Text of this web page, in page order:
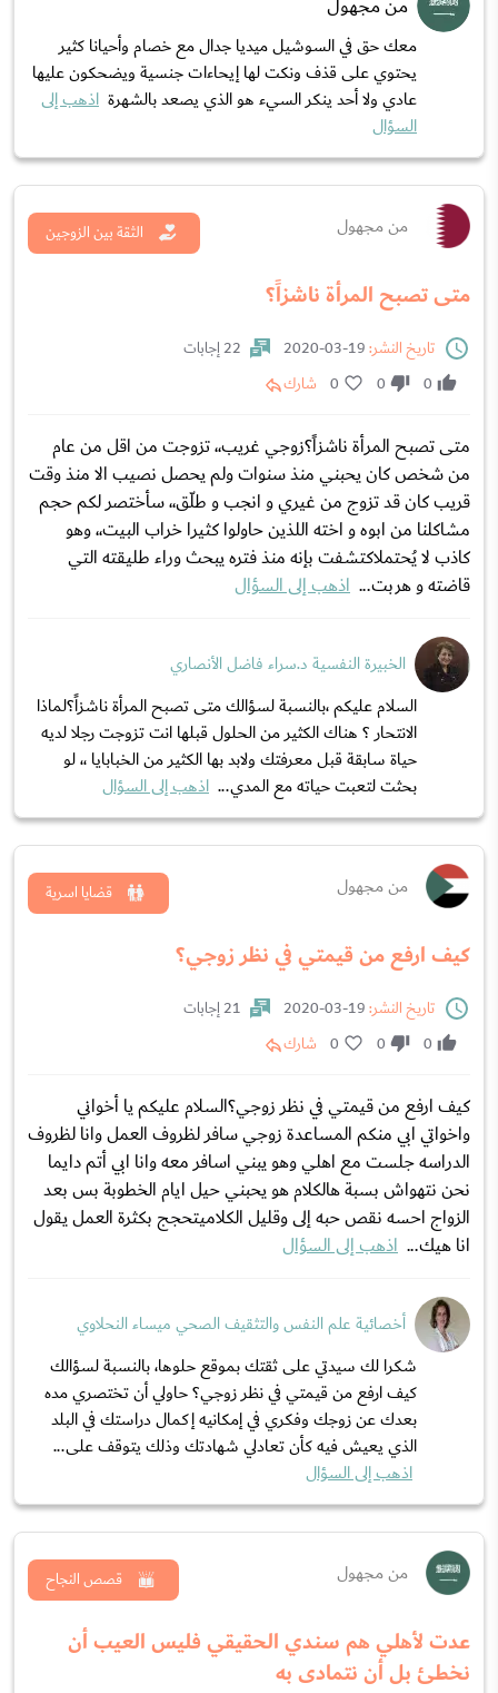
معك حق في السوشيل ميديا جدال مع خصام وأحيانا كثير
يحتوي على قذف ونكت لها إيحاءات جنسية ويضحكون عليها
عادي ولا أحد ينكر السيء هو الذي يصعد بالشهرة اذهب إلى
السؤال
من مجهول
متى تصبح المرأة ناشزاً؟
الثقة بين الزوجين
تاريخ النشر:
22 إجابات
0
0
0 شارك
متى تصبح المرأة ناشزاً؟زوجي غريب،، تزوجت من اقل من عام
من شخص كان يحبني منذ سنوات ولم يحصل نصيب الا منذ وقت
قريب كان قد تزوج من غيري و انجب و طلّق،، سأختصر لكم حجم
مشاكلنا من ابوه و اخته اللذين حاولوا كثيرا خراب البيت،، وهو
كاذب لا يُحتملاكتشفت بإنه منذ فتره يبحث وراء طليقته التي
قاضته و هربت... اذهب إلى السؤال
الخبيرة النفسية د.سراء فاضل الأنصاري
السلام عليكم ،بالنسبة لسؤالك متى تصبح المرأة ناشزاً؟لماذا
الانتحار ؟ هناك الكثير من الحلول قبلها انت تزوجت رجلا لديه
حياة سابقة قبل معرفتك ولابد بها الكثير من الخبابايا ،، لو
بحثت لتعبت حياته مع المدي... اذهب إلى السؤال
من مجهول
كيف ارفع من قيمتي في نظر زوجي؟
قضايا اسرية
تاريخ النشر:
21 إجابات
0
0
0 شارك
كيف ارفع من قيمتي في نظر زوجي؟السلام عليكم يا أخواني
واخواتي ابي منكم المساعدة زوجي سافر لظروف العمل وانا لظروف
الدراسه جلست مع اهلي وهو يبني اسافر معه وانا ابي أتم دايما
نحن نتهواش بسبة هالكلام هو يحبني حيل ايام الخطوبة بس بعد
الزواج احسه نقص حبه إلى وقليل الكلاميتحجج بكثرة العمل يقول
انا هيك... اذهب إلى السؤال
أخصائية علم النفس والتثقيف الصحي ميساء النحلاوي
شكرا لك سيدتي على ثقتك بموقع حلوها، بالنسبة لسؤالك
كيف ارفع من قيمتي في نظر زوجي؟ حاولي أن تختصري مده
بعدك عن زوجك وفكري في إمكانيه إكمال دراستك في البلد
الذي يعيش فيه كأن تعادلي شهادتك وذلك يتوقف على...
اذهب إلى السؤال
من مجهول
عدت لأهلي هم سندي الحقيقي فليس العيب أن
نخطئ بل أن نتمادى به
قصص النجاح